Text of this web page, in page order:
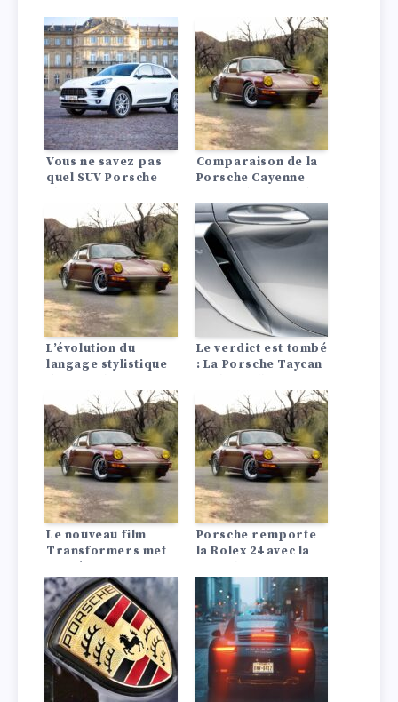
Vous ne savez pas
quel SUV Porsche
comparaison entre
le Porsche Cayenne
2024 et le Porsche
Macan.
Comparaison de la
Porsche Cayenne
Benz GLE 2023 : le
choix est clair
L’évolution du
langage stylistique
l’héritage classique
à la distinction
moderne
Le verdict est tombé
: La Porsche Taycan
véhicule électrique
au monde. Voici
pourquoi.
Le nouveau film
Transformers met
Porsche, cette fois-
ci une 911 classique
de la génération 964
Porsche remporte
la Rolex 24 avec la